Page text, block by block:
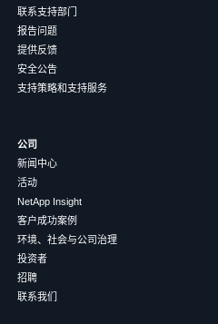
联系支持部门
报告问题
提供反馈
安全公告
支持策略和支持服务
公司
新闻中心
活动
NetApp Insight
客户成功案例
环境、社会与公司治理
投资者
招聘
联系我们